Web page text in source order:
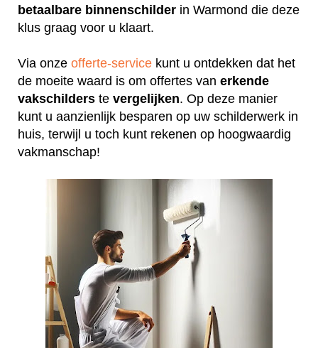
betaalbare binnenschilder in Warmond die deze
klus graag voor u klaart.
Via onze offerte-service kunt u ontdekken dat het
de moeite waard is om offertes van erkende
vakschilders te vergelijken. Op deze manier
kunt u aanzienlijk besparen op uw schilderwerk in
huis, terwijl u toch kunt rekenen op hoogwaardig
vakmanschap!